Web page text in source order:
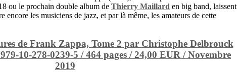
ou le prochain double album de Thierry Maillard en big band, laissent
encore les musiciens de jazz, et par là même, les amateurs de cette
de Frank Zappa, Tome 2 par Christophe Delbrouck
10-278-0239-5 / 464 pages / 24,00 EUR / Novembre
2019